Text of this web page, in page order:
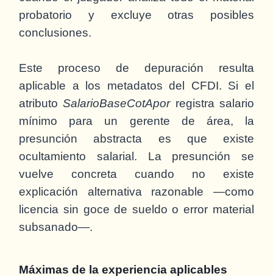
probatorio y excluye otras posibles
conclusiones.
Este proceso de depuración resulta
aplicable a los metadatos del CFDI. Si el
atributoSalarioBaseCotAporregistra salario
mínimo para un gerente de área, la
presunción abstracta es que existe
ocultamiento salarial. La presunción se
vuelve concreta cuando no existe
explicación alternativa razonable —como
licencia sin goce de sueldo o error material
subsanado—.
Máximas de la experiencia aplicables